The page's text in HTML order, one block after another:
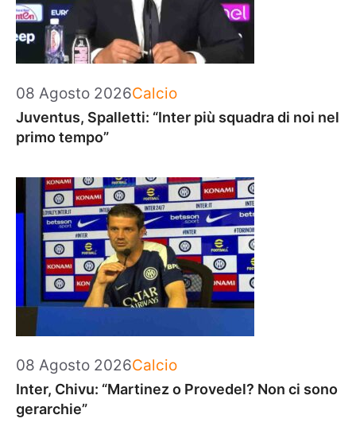
08 Agosto 2026Categorie
Calcio
Juventus, Spalletti: “Inter più squadra di noi nel
primo tempo”
08 Agosto 2026Categorie
Calcio
Inter, Chivu: “Martinez o Provedel? Non ci sono
gerarchie”